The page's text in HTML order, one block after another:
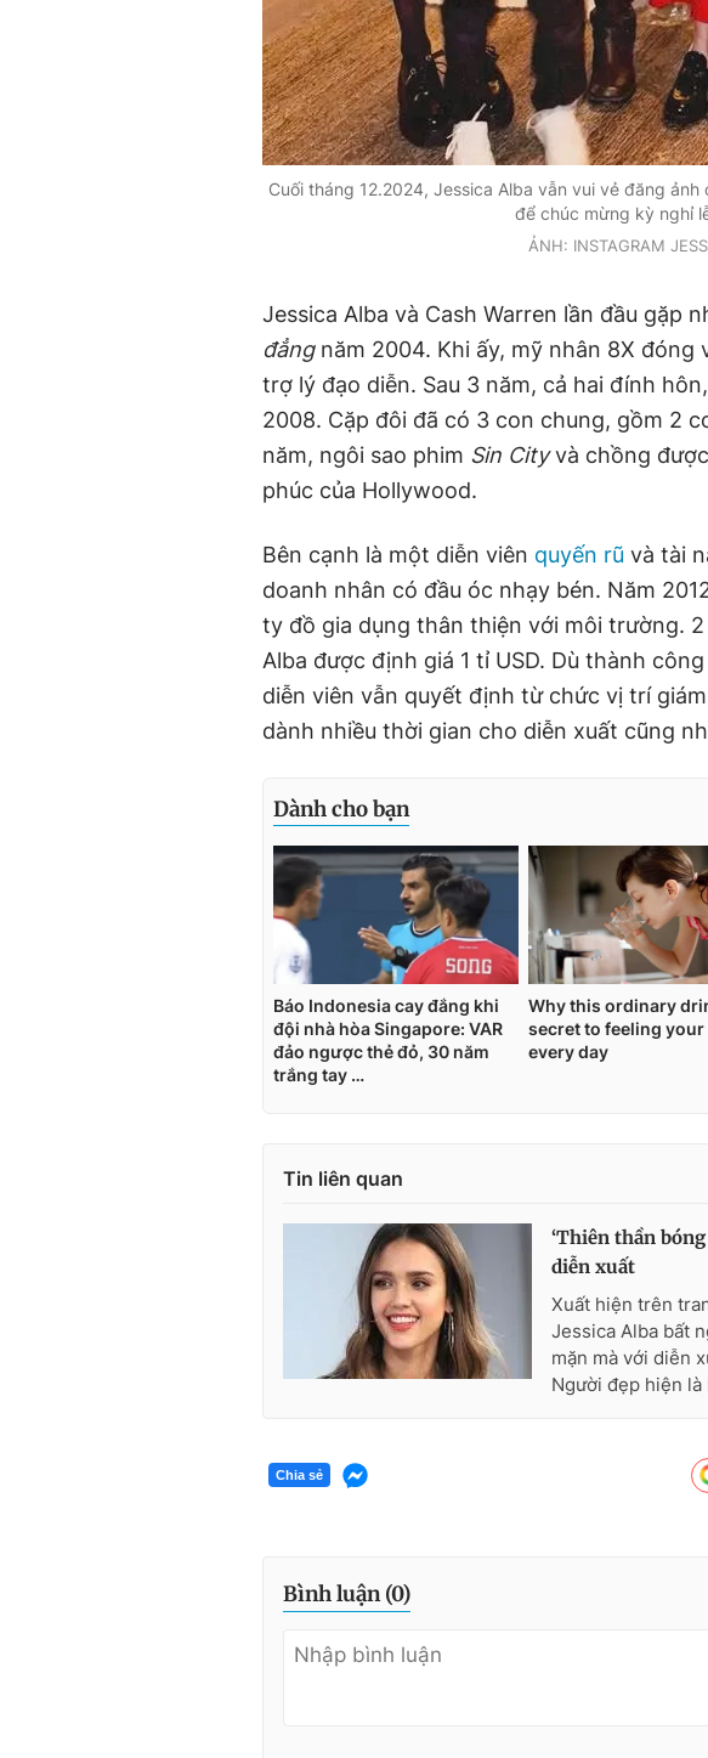
Cuối tháng 12.2024, Jessica Alba vẫn vui vẻ đăng
để chúc mừng kỳ nghỉ
ẢNH: INSTAGRAM
Jessica Alba và Cash Warren lần đầu gặp
đẳngnăm 2004. Khi ấy, mỹ nhân 8X đóng
trợ lý đạo diễn. Sau 3 năm, cả hai đính
2008. Cặp đôi đã có 3 con chung, gồm 2
năm, ngôi sao phim Sin Cityvà chồng
phúc của Hollywood.
Bên cạnh là một diễn viên quyến rũ và tài
doanh nhân có đầu óc nhạy bén. Năm
ty đồ gia dụng thân thiện với môi trường.
Alba được định giá 1 tỉ USD. Dù thành
diễn viên vẫn quyết định từ chức vị trí
dành nhiều thời gian cho diễn xuất cũng
Tin liên quan
‘Thiên thần
diễn xuất
Xuất hiện trên
Jessica Alba bất
mặn mà với diễn
Người đẹp hiện
Chia sẻ
Bình luận (0)